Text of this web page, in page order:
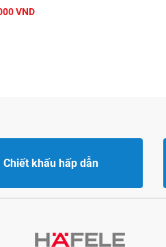
VND
Chiết khấu hấp dẫn